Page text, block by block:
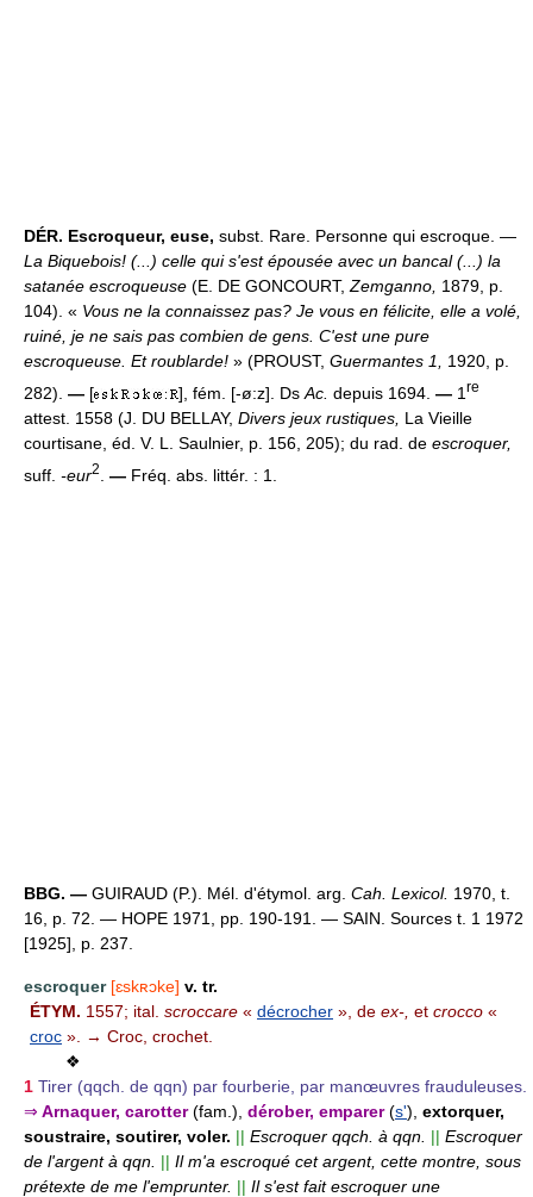
DÉR. Escroqueur, euse, subst. Rare. Personne qui escroque. —
La Biquebois! (...) celle qui s'est épousée avec un bancal (...) la
satanée escroqueuse (E. DE GONCOURT,Zemganno, 1879, p.
104). « Vous ne la connaissez pas? Je vous en félicite, elle a volé,
ruiné, je ne sais pas combien de gens. C'est une pure
escroqueuse. Et roublarde! » (PROUST, Guermantes 1, 1920, p.
282). — [ ], fém. [-ø:z]. Ds Ac. depuis 1694. — 1 re
attest. 1558 (J. DU BELLAY, Divers jeux rustiques, La Vieille
courtisane, éd. V. L. Saulnier, p. 156, 205); du rad. de escroquer,
suff. -eur2 — Fréq. abs. littér. : 1.
BBG. — GUIRAUD (P.). Mél. d'étymol. arg. Cah. Lexicol. 1970, t.
16, p. 72. — HOPE 1971, pp. 190-191. — SAIN. Sources t. 1 1972
[1925], p. 237.
escroquer [ɛskʀɔke] v. tr.
ÉTYM. 1557; ital. scroccare « décrocher », de ex-, et crocco «
croc ». → Croc, crochet.
❖
1 Tirer (qqch. de qqn) par fourberie, par manœuvres frauduleuses.
⇒ Arnaquer, carotter(fam.), dérober, emparer(s'), extorquer,
soustraire, soutirer, voler. || Escroquer qqch. à qqn. || Escroquer
de l'argent à qqn. || Il m'a escroqué cet argent, cette montre, sous
prétexte de me l'emprunter. || Il s'est fait escroquer une